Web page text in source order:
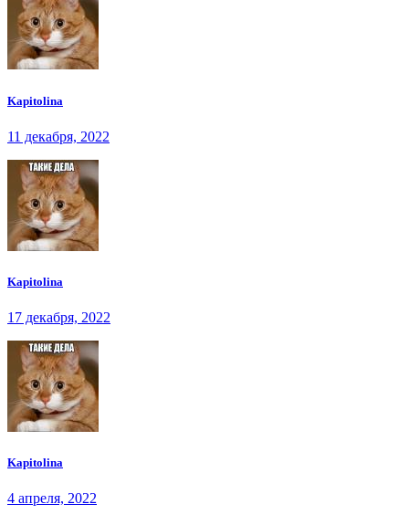
Kapitolina
11 декабря, 2022
Kapitolina
17 декабря, 2022
Kapitolina
4 апреля, 2022